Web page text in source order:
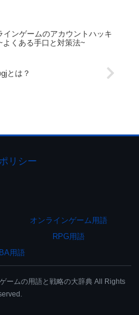
インゲームのアカウントハッキ
よくある手口と対策法~
とは？
リシー
オンラインゲーム用語
RPG用語
用語
ームの用語と戦略の大辞典 All Rights